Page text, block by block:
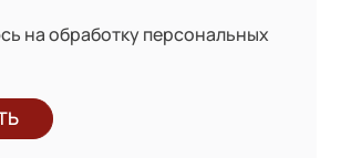
на обработку персональных